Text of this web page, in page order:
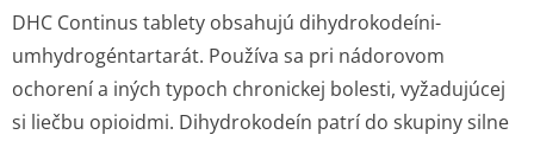
DHC Continus tablety obsahujú dihydrokodeíni­
umhydrogéntar­tarát. Používa sa pri nádorovom
ochorení a iných typoch chronickej bolesti, vyžadujúcej
si liečbu opioidmi. Dihydrokodeín patrí do skupiny silne